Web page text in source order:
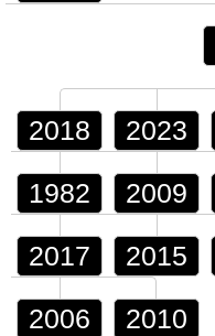
2018 2023
1982 2009
2017 2015
2006 2010